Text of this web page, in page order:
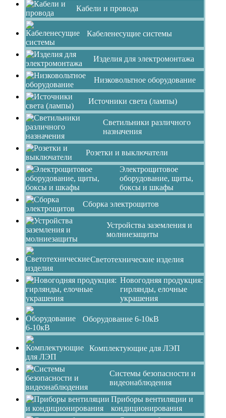
Кабели и провода
Кабеленесущие системы
Изделия для электромонтажа
Низковольтное оборудование
Источники света (лампы)
Светильники различного
назначения
Розетки и выключатели
Электрощитовое
оборудование, щиты,
боксы и шкафы
Сборка электрощитов
Устройства заземления и
молниезащиты
Светотехнические изделия
Новогодняя продукция:
гирлянды, елочные
украшения
Оборудование 6-10кВ
Комплектующие для ЛЭП
Системы безопасности и
видеонаблюдения
Приборы вентиляции и
кондиционирования